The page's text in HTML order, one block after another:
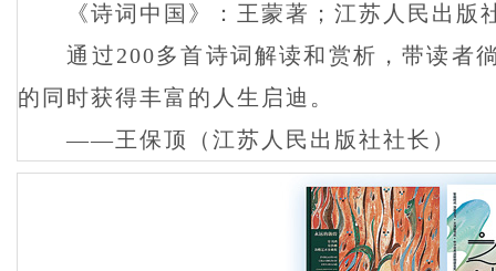
《诗词中国》：王蒙著；江苏人民出版
通过200多首诗词解读和赏析，带读者
的同时获得丰富的人生启迪。
——王保顶（江苏人民出版社社长）